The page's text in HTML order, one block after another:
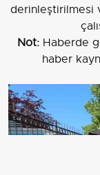
derinleştirilmesi
Not:Haberde
haber